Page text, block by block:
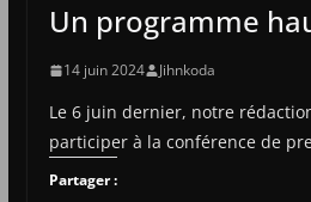
Un programme
14 juin 2024 Jihnkoda
Le 6 juin dernier, notre
participer à la conférence de
Partager :